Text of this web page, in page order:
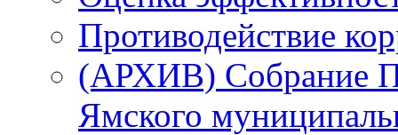
Противодействие
(АРХИВ) Собрание
Ямского